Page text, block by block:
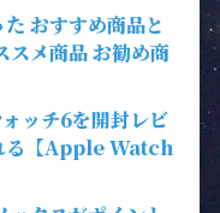
た おすすめ商品と
スメ商品 お勧め商
ォッチ6を開封レビ
る【Apple Watch